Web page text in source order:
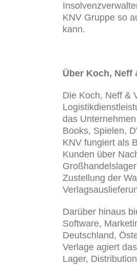
KNV Gruppe so
kann.
Über Koch, Neff
Die Koch, Neff &
das
Books, Spielen,
KNV fungiert als
Kunden über
Zustellung der
Darüber hinaus
Software,
Deutschland,
Verlage agiert
Lager,